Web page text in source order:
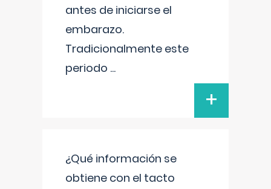
antes de iniciarse el
embarazo.
Tradicionalmente este
periodo ...
+
¿Qué información se
obtiene con el tacto